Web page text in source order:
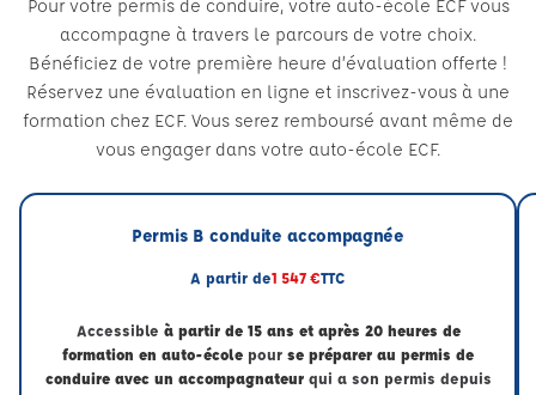
Pour votre permis de conduire, votre auto-école ECF vous
accompagne à travers le parcours de votre choix.
Bénéficiez de votre première heure d’évaluation offerte !
Réservez une évaluation en ligne et inscrivez-vous à une
formation chez ECF. Vous serez remboursé avant même de
vous engager dans votre auto-école ECF.
Permis B conduite accompagnée
A partir de1 547 €TTC
Accessible à partir de 15 ans et après 20 heures de
formation en auto-école pour se préparer au permis de
conduire avec un accompagnateurqui a son permis depuis